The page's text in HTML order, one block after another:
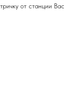
от станции